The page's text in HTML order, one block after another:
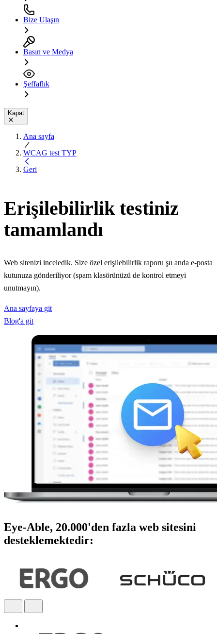
Bize Ulaşın
Basın ve Medya
Şeffaflık
Kapat
Ana sayfa
WCAG test TYP
Geri
Erişilebilirlik testiniz
tamamlandı
Web sitenizi inceledik. Size özel erişilebilirlik raporu şu anda e-posta
kutunuza gönderiliyor (spam klasörünüzü de kontrol etmeyi
unutmayın).
Ana sayfaya git
Blog'a git
Eye-Able, 20.000'den fazla web sitesini
desteklemektedir: